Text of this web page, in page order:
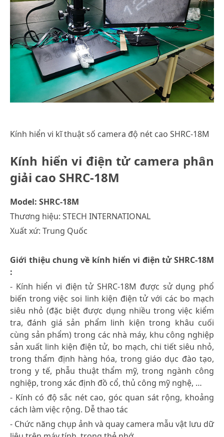
Kính hiển vi kĩ thuật số camera độ nét cao SHRC-18M
Kính hiển vi điện tử camera phân
giải cao SHRC-18M
Model: SHRC-18M
Thương hiệu: STECH INTERNATIONAL
Xuất xứ: Trung Quốc
Giới thiệu chung về kính hiển vi điện tử SHRC-18M
:
- Kính hiển vi điện tử SHRC-18M được sử dụng phổ
biến trong việc soi linh kiện điện tử với các bo mạch
siêu nhỏ (đặc biệt được dụng nhiều trong việc kiểm
tra, đánh giá sản phẩm linh kiện trong khâu cuối
cùng sản phẩm) trong các nhà máy, khu công nghiệp
sản xuất linh kiện điện tử, bo mạch, chi tiết siêu nhỏ,
trong thẩm định hàng hóa, trong giáo dục đào tạo,
trong y tế, phẫu thuật thẩm mỹ, trong ngành công
nghiệp, trong xác định đồ cổ, thủ công mỹ nghệ, …
- Kính có độ sắc nét cao, góc quan sát rộng, khoảng
cách làm việc rộng. Dễ thao tác
- Chức năng chụp ảnh và quay camera mẫu vật lưu dữ